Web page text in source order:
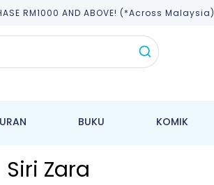
RM1000 AND ABOVE! (*across Malaysia)
BUKU KOMIK
Siri Zara